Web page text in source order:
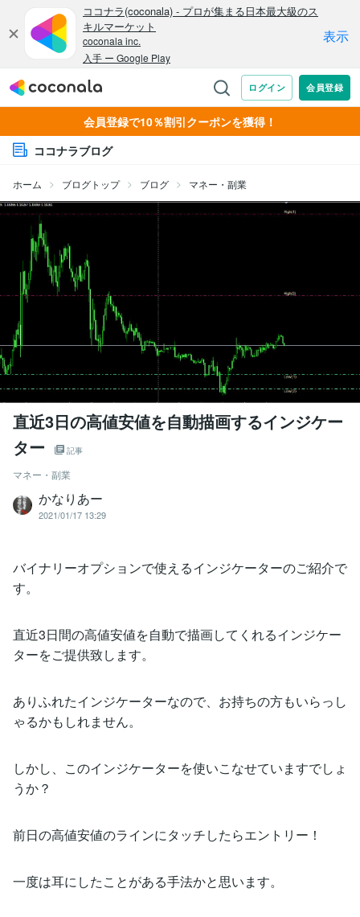
会員登録で10％割引クーポンを獲得！
ココナラブログ
ホーム ブログトップ ブログ マネー・副業
直近3日の高値安値を自動描画するインジケー
ター
記事
マネー・副業
かなりあー
2021/01/17 13:29
バイナリーオプションで使えるインジケーターのご紹介で
す。
直近3日間の高値安値を自動で描画してくれるインジケー
ターをご提供致します。
ありふれたインジケーターなので、お持ちの方もいらっし
ゃるかもしれません。
しかし、このインジケーターを使いこなせていますでしょ
うか？
前日の高値安値のラインにタッチしたらエントリー！
一度は耳にしたことがある手法かと思います。